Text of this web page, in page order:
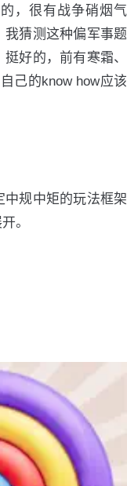
，很有战争硝烟气
猜测这种偏军事题
好的，前有寒霜、
己的know how应该
规中矩的玩法框架
。